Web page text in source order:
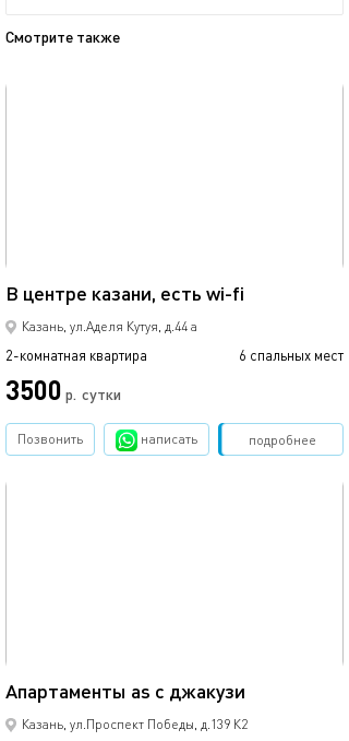
Смотрите также
В центре казани, есть wi-fi
Казань, ул.Аделя Кутуя, д.44 а
2-комнатная квартира 6 спальных мест
3500 р. сутки
подробнее
Позвонить написать Забронировать
Апартаменты as с джакузи
Казань, ул.Проспект Победы, д.139 К2